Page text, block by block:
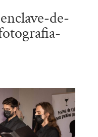
de-